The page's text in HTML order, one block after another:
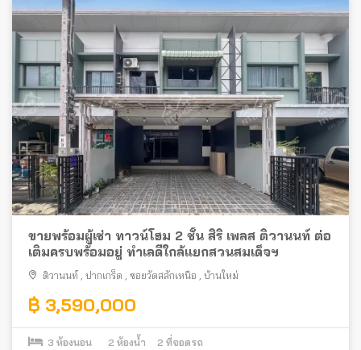
ขายพร้อมผู้เช่า ทาวน์โฮม 2 ชั้น สิริ เพลส ติวานนท์ ต่อ
เติมครบพร้อมอยู่ ทำเลดีใกล้แยกสวนสมเด็จฯ
ติวานนท์ , ปากเกร็ด , ซอยวัดสลักเหนือ , บ้านใหม่
฿ 3,590,000
3 ห้องนอน 2 ห้องน้ำ 2 ที่จอดรถ